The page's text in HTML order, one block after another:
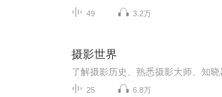
49 3.2万
摄影世界
了解摄影历史、熟悉摄影大师、知晓
25 6.8万